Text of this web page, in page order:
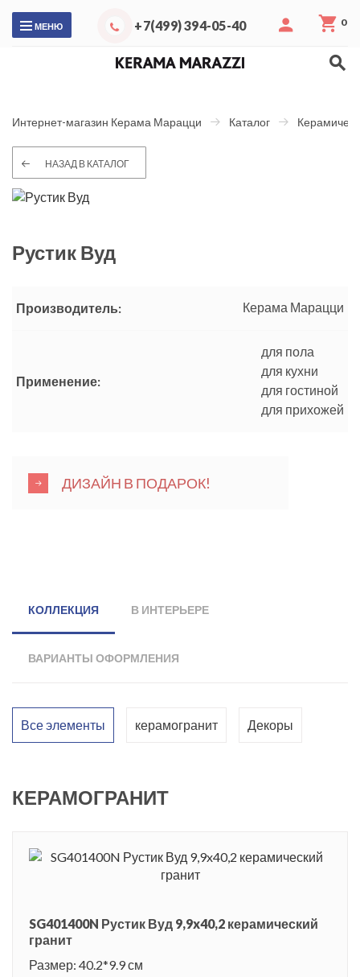
МЕНЮ +7(499) 394-05-40 0
Интернет-магазин Керама Марацци Каталог
НАЗАД В КАТАЛОГ
Рустик Вуд
Производитель: Керама Марацци
Применение:
для пола
для кухни
для гостиной
для прихожей
ДИЗАЙН В ПОДАРОК!
КОЛЛЕКЦИЯ В ИНТЕРЬЕРЕ
ВАРИАНТЫ ОФОРМЛЕНИЯ
Все элементы керамогранит Декоры
КЕРАМОГРАНИТ
SG401400N Рустик Вуд 9,9x40,2 керамический
гранит
Размер: 40.2*9.9 см